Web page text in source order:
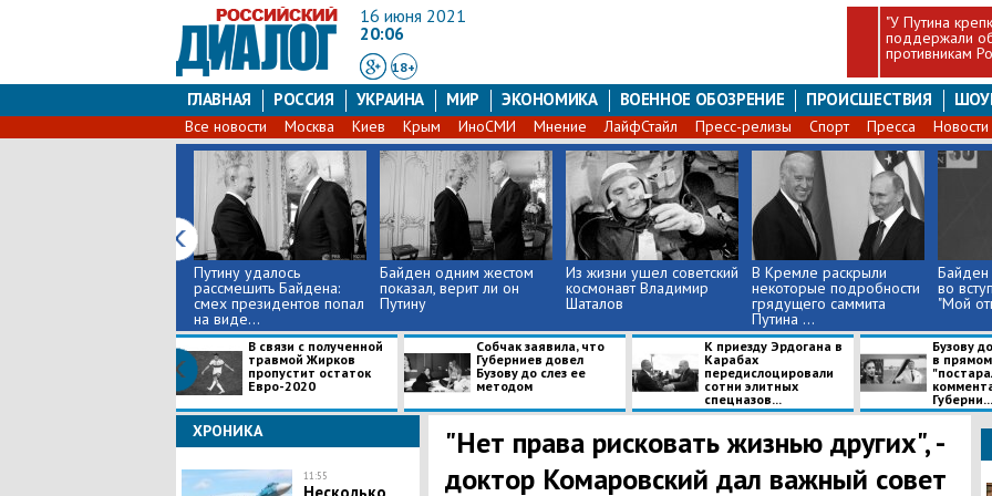
16 июня 2021
20:06
18+
"У Путина
поддержали
противникам
ГЛАВНАЯ РОССИЯ УКРАИНА МИР ЭКОНОМИКА ВОЕННОЕ ОБОЗРЕНИЕ ПРОИСШЕСТВИЯ
Все новости Москва Киев Крым ИноСМИ Мнение ЛайфСтайл Пресс-релизы Спорт Пресса
Путину удалось
рассмешить Байдена:
смех президентов попал
на виде...
Байден одним жестом
показал, верит ли он
Путину
Из жизни ушел советский
космонавт Владимир
Шаталов
В Кремле раскрыли
некоторые подробности
грядущего саммита
Путина ...
Байден
во
"Мой
В связи с полученной
травмой Жирков
пропустит остаток
Евро-2020
Собчак заявила, что
Губерниев довел
Бузову до слез ее
методом
К приезду Эрдогана в
Карабах
передислоцировали
сотни элитных
спецназов...
Бузову
в
Губерни...
ХРОНИКА
11:55
"Нет права рисковать жизнью других", -
доктор Комаровский дал важный совет